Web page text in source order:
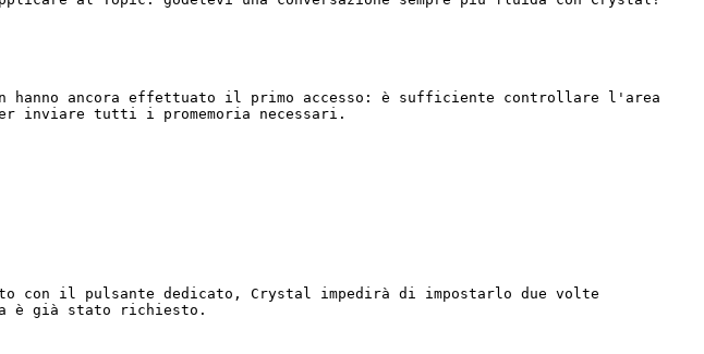
ancora effettuato il primo accesso: è sufficiente controllare l'area
inviare tutti i promemoria necessari.
con il pulsante dedicato, Crystal impedirà di impostarlo due volte
è già stato richiesto.